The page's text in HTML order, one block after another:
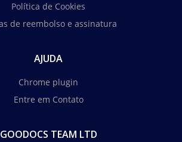
Política de Cookies
de reembolso e assinatura
AJUDA
Chrome plugin
Entre em Contato
GOODOCS TEAM LTD